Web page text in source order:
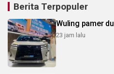
Berita Terpopuler
Wuling pamer
23 jam lalu